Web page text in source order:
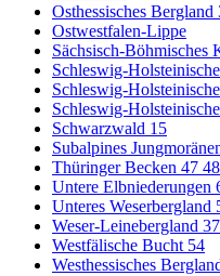
Osthessisches Bergland
Ostwestfalen-Lippe
Sächsisch-Böhmisches
Schleswig-
Schleswig-
Schleswig-
Schwarzwald 15
Subalpines
Thüringer Becken 47 48
Untere Elbniederungen
Unteres Weserbergland
Weser-Leinebergland 37
Westfälische Bucht 54
Westhessisches